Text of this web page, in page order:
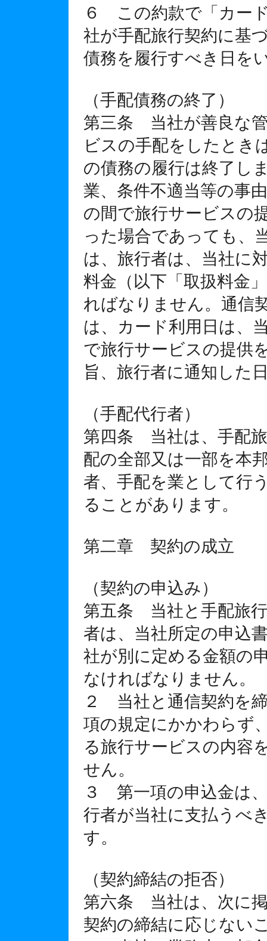
６ この約款で「カー
社が手配旅行契約に基
債務を履行すべき日を
（手配債務の終了）
第三条 当社が善良な
ビスの手配をしたとき
の債務の履行は終了し
業、条件不適当等の事
の間で旅行サービスの
った場合であっても、
は、旅行者は、当社に
料金（以下「取扱料金
ればなりません。通信
は、カード利用日は、
で旅行サービスの提供
旨、旅行者に通知した
（手配代行者）
第四条 当社は、手配
配の全部又は一部を本
者、手配を業として行
ることがあります。
第二章 契約の成立
（契約の申込み）
第五条 当社と手配旅
者は、当社所定の申込
社が別に定める金額の
なければなりません。
２ 当社と通信契約を
項の規定にかかわらず
る旅行サービスの内容
せん。
３ 第一項の申込金は
行者が当社に支払うべ
す。
（契約締結の拒否）
第六条 当社は、次に
契約の締結に応じない